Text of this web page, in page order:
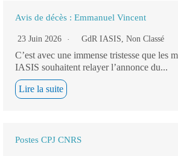
Avis de décès : Emmanuel Vincent
23 Juin 2026 GdR IASIS, Non Classé
C’est avec une immense tristesse que les
IASIS souhaitent relayer l’annonce du...
Lire la suite
Postes CPJ CNRS